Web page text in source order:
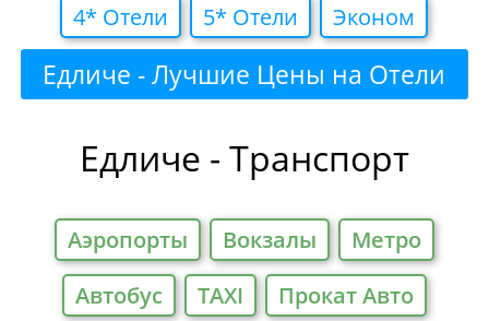
4* Отели
5* Отели Эконом
Едличе - Лучшие Цены на Отели
Едличе - Транспорт
Аэропорты Вокзалы
Метро
Автобус
TAXI
Прокат Авто